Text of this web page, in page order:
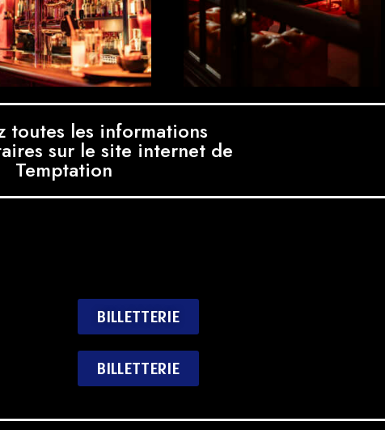
toutes les informations
sur le site internet de
Temptation
BILLETTERIE
BILLETTERIE